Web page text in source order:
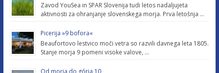
Zavod YouSea in SPAR Slovenija tudi letos nadaljujeta
aktivnosti za ohranjanje slovenskega morja. Prva letošnja …
Picerija »9 bofora«
Beaufortovo lestvico moči vetra so razvili davnega leta 1805.
Stanje morja 9 pomeni visoke valove, …
Od morja do górja 10